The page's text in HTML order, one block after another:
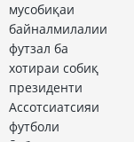
мусобиқаи
байналмилалии
футзал ба
хотираи собиқ
президенти
Ассотсиатсияи
футболи